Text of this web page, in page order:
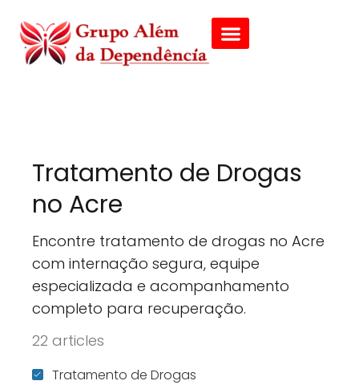
Tratamento de Drogas
no Acre
Encontre tratamento de drogas no Acre
com internação segura, equipe
especializada e acompanhamento
completo para recuperação.
22 articles
Tratamento de Drogas